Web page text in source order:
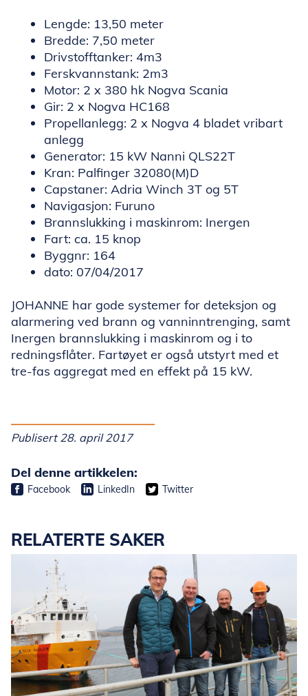
Lengde: 13,50 meter
Bredde: 7,50 meter
Drivstofftanker: 4m3
Ferskvannstank: 2m3
Motor: 2 x 380 hk Nogva Scania
Gir: 2 x Nogva HC168
Propellanlegg: 2 x Nogva 4 bladet vribart
anlegg
Generator: 15 kW Nanni QLS22T
Kran: Palfinger 32080(M)D
Capstaner: Adria Winch 3T og 5T
Navigasjon: Furuno
Brannslukking i maskinrom: Inergen
Fart: ca. 15 knop
Byggnr: 164
dato: 07/04/2017
JOHANNE har gode systemer for deteksjon og
alarmering ved brann og vanninntrenging, samt
Inergen brannslukking i maskinrom og i to
redningsflåter. Fartøyet er også utstyrt med et
tre-fas aggregat med en effekt på 15 kW.
Publisert 28. april 2017
Del denne artikkelen:
Facebook LinkedIn Twitter
RELATERTE SAKER